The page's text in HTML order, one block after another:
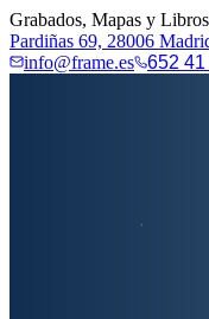
Grabados, Mapas y
Pardiñas 69, 28006
info@frame.es
652